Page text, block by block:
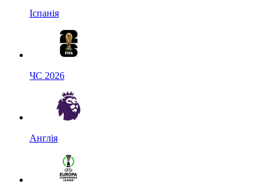
Іспанія
ЧС 2026
Англія